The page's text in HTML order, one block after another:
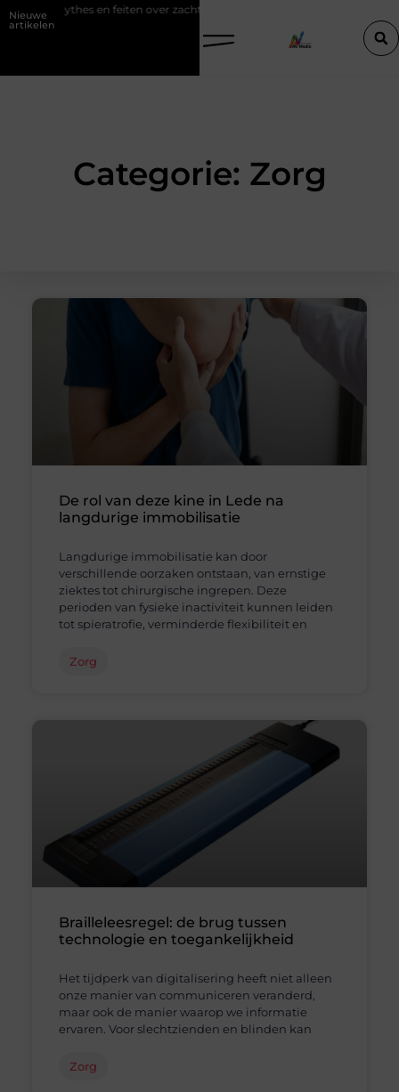
Nieuwe
artikelen
Mythes en feiten over zachtere nicotine pouches
Categorie: Zorg
De rol van deze kine in Lede na
langdurige immobilisatie
Langdurige immobilisatie kan door
verschillende oorzaken ontstaan, van ernstige
ziektes tot chirurgische ingrepen. Deze
perioden van fysieke inactiviteit kunnen leiden
tot spieratrofie, verminderde flexibiliteit en
Zorg
Brailleleesregel: de brug tussen
technologie en toegankelijkheid
Het tijdperk van digitalisering heeft niet alleen
onze manier van communiceren veranderd,
maar ook de manier waarop we informatie
ervaren. Voor slechtzienden en blinden kan
Zorg